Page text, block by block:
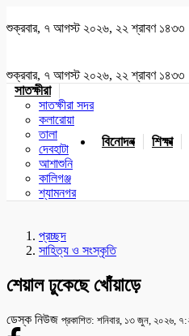
শুক্রবার, ৭ আগস্ট ২০২৬, ২২ শ্রাবণ ১৪৩৩
শুক্রবার, ৭ আগস্ট ২০২৬, ২২ শ্রাবণ ১৪৩৩
সাতক্ষীরা
সাতক্ষীরা সদর
কলারোয়া
তালা
দেবহাটা
আশাশুনি
কালিগঞ্জ
শ্যামনগর
বিনোদন শিক্ষা
প্রচ্ছদ
সাহিত্য ও সংস্কৃতি
শেয়াল ঢুকেছে খোঁয়াড়ে
ডেস্ক নিউজ প্রকাশিত: শনিবার, ১৩ জুন, ২০২৬,